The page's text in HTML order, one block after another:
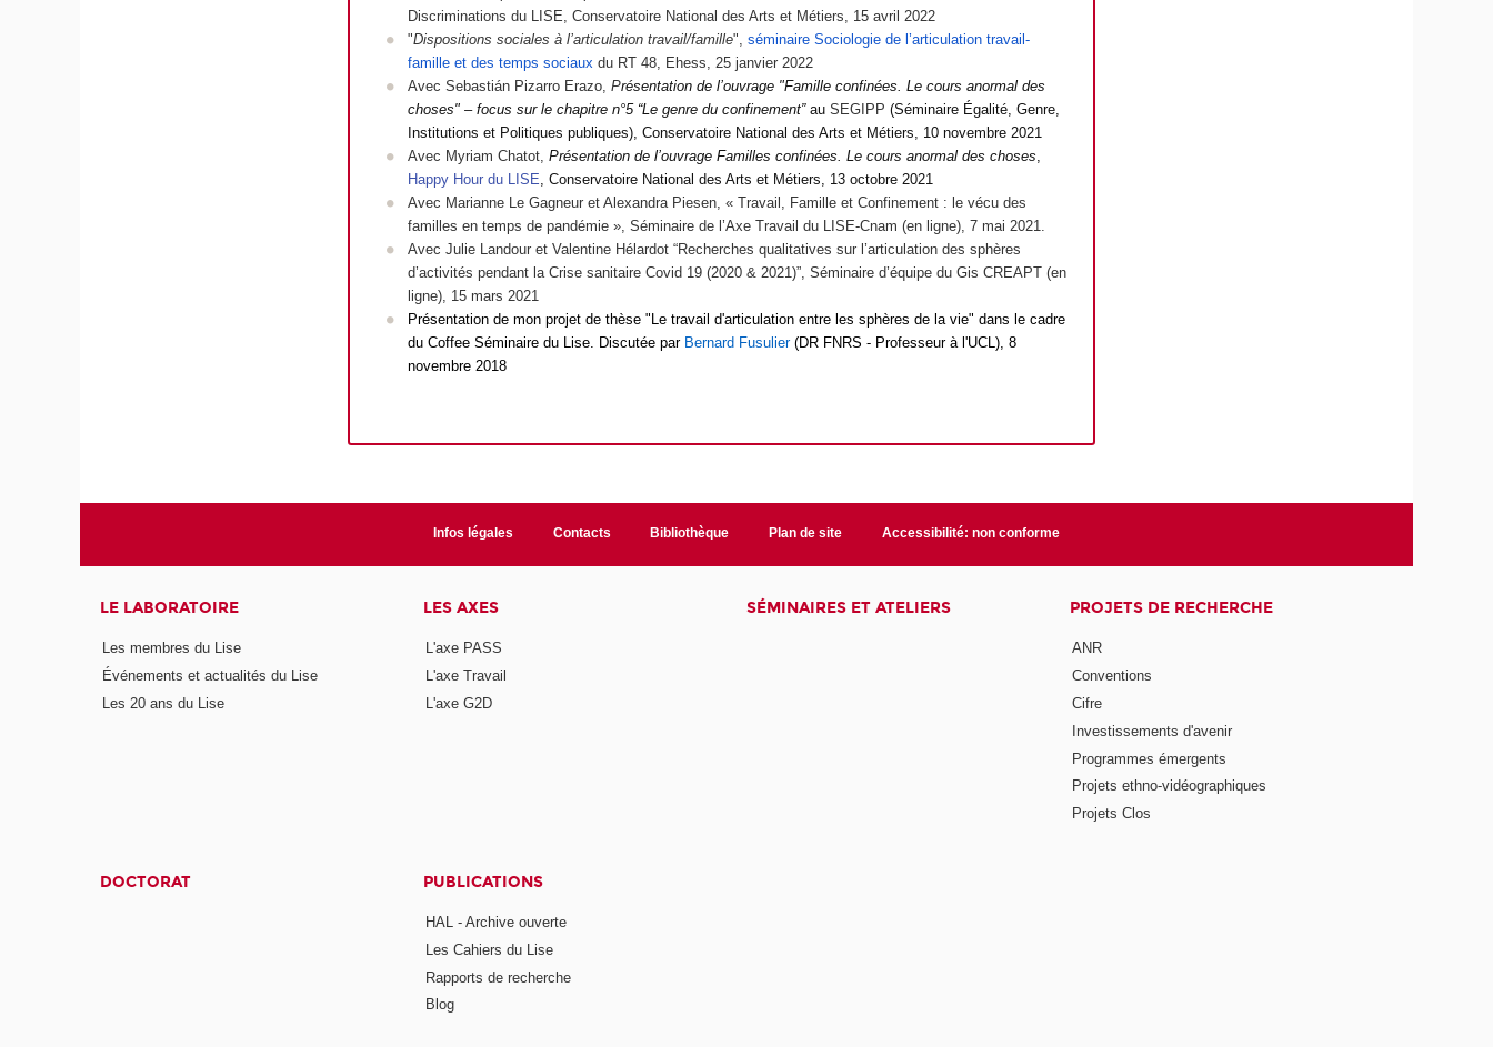
Discriminations du LISE, Conservatoire National des Arts et Métiers, 15 avril 2022
"Dispositions sociales à l’articulation travail/famille",séminaire Sociologie de l’articulation travail-
famille et des temps sociaux du RT 48, Ehess, 25 janvier 2022
Avec Sebastián Pizarro Erazo,Présentation de l’ouvrage "Famille confinées. Le cours anormal des
choses" – focus sur le chapitre n°5“Le genre du confinement”auSEGIPP (Séminaire Égalité, Genre,
Institutions et Politiques publiques), Conservatoire National des Arts et Métiers, 10 novembre 2021
Avec Myriam Chatot,Présentation de l’ouvrage Familles confinées. Le cours anormal des choses,
Happy Hour du LISE, Conservatoire National des Arts et Métiers, 13 octobre 2021
Avec Marianne Le Gagneur et Alexandra Piesen, « Travail, Famille et Confinement : le vécu des
familles en temps de pandémie », Séminaire de l’Axe Travail du LISE-Cnam (en ligne), 7 mai 2021.
Avec Julie Landour et Valentine Hélardot “Recherches qualitatives sur l’articulation des sphères
d’activités pendant la Crise sanitaire Covid 19 (2020 & 2021)”, Séminaire d’équipe du Gis CREAPT (en
ligne), 15 mars 2021
Présentation de mon projet de thèse "Le travail d'articulation entre les sphères de la vie" dans le cadre
du Coffee Séminaire du Lise. Discutée par Bernard Fusulier(DR FNRS - Professeur à l'UCL), 8
novembre 2018
Infos légales Contacts Bibliothèque Plan de site Accessibilité: non conforme
LE LABORATOIRE
Les membres du Lise
Événements et actualités du Lise
Les 20 ans du Lise
LES AXES
L'axe PASS
L'axe Travail
L'axe G2D
SÉMINAIRES ET ATELIERS PROJETS DE RECHERCHE
ANR
Conventions
Cifre
Investissements d'avenir
Programmes émergents
Projets ethno-vidéographiques
Projets Clos
DOCTORAT PUBLICATIONS
HAL - Archive ouverte
Les Cahiers du Lise
Rapports de recherche
Blog